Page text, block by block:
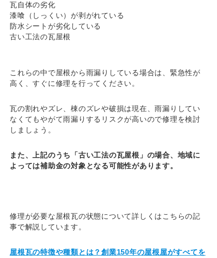
瓦自体の劣化
漆喰（しっくい）が剥がれている
防水シートが劣化している
古い工法の瓦屋根
これらの中で屋根から雨漏りしている場合は、緊急性が
高く、すぐに修理を行ってください。
瓦の割れやズレ、棟のズレや破損は現在、雨漏りしてい
なくてもやがて雨漏りするリスクが高いので修理を検討
しましょう。
また、上記のうち「古い工法の瓦屋根」の場合、地域に
よっては補助金の対象となる可能性があります。
修理が必要な屋根瓦の状態について詳しくはこちらの記
事で解説しています。
屋根瓦の特徴や種類とは？創業150年の屋根屋がすべてを